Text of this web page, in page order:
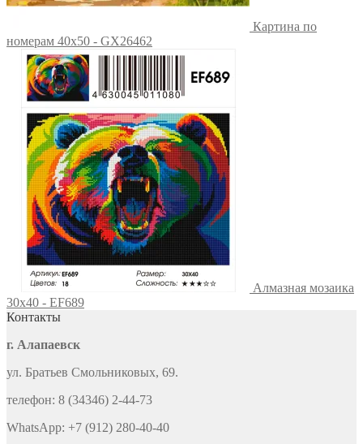
Картина по
номерам 40х50 - GX26462
Алмазная мозаика
30x40 - EF689
Контакты
г. Алапаевск
ул. Братьев Смольниковых, 69.
телефон: 8 (34346) 2-44-73
WhatsApp: +7 (912) 280-40-40